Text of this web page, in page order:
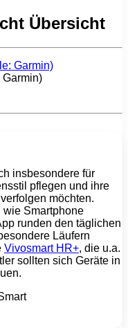
Übersicht
insbesondere für
pflegen und ihre
möchten.
wie Smartphone
runden den täglichen
Läufern
Vivosmart HR+, die u.a.
sollten sich Geräte in